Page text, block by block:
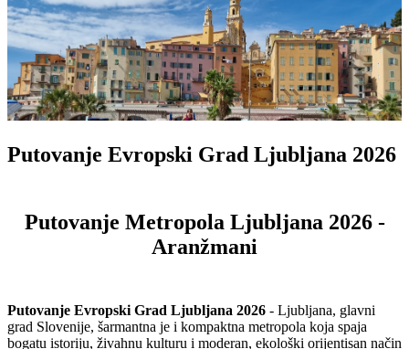
Putovanje Evropski Grad Ljubljana 2026
Putovanje Metropola Ljubljana 2026 -
Aranžmani
Putovanje Evropski Grad Ljubljana 2026 - Ljubljana, glavni
grad Slovenije, šarmantna je i kompaktna metropola koja spaja
bogatu istoriju, živahnu kulturu i moderan, ekološki orijentisan način